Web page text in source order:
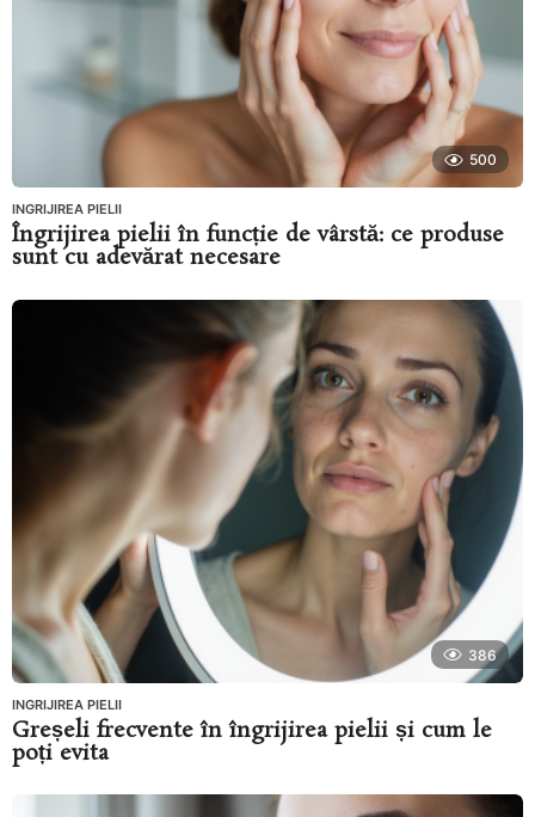
500
INGRIJIREA PIELII
Îngrijirea pielii în funcție de vârstă: ce produse
sunt cu adevărat necesare
386
INGRIJIREA PIELII
Greșeli frecvente în îngrijirea pielii și cum le
poți evita